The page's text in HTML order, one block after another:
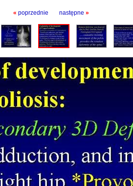
« poprzednie następne »